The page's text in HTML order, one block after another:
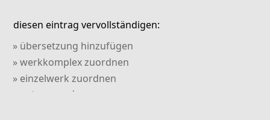
diesen eintrag vervollständigen:
» übersetzung hinzufügen
» werkkomplex zuordnen
» einzelwerk zuordnen
» autor zuordnen